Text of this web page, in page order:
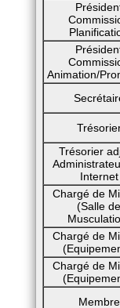
Animation/
Trésorier
Internet
Chargé de
(Salle de
Chargé de
Chargé de
Membre